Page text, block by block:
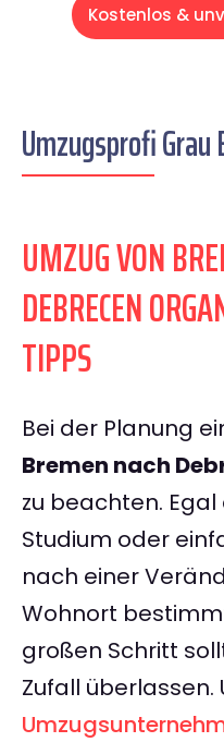
Kostenlos &
Umzugsprofi Grau
UMZUG VON
DEBRECEN
TIPPS
Bei der Planung
Bremen nach
zu beachten.
Studium oder
nach einer
Wohnort
großen Schritt
Zufall überlassen.